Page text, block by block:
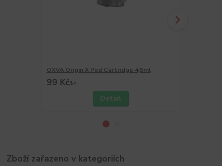
OXVA Origin X Pod Cartridge 4,5ml
99 Kč/ks
Detail
Zboží zařazeno v kategoriích